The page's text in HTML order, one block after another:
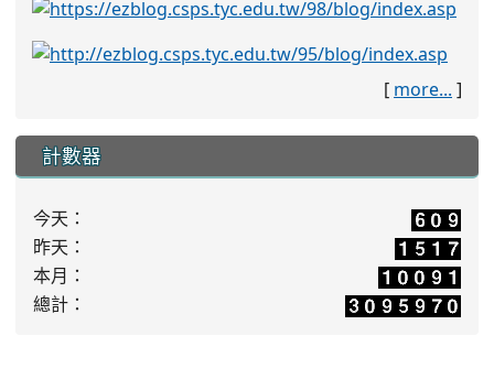
[ more... ]
計數器
今天：
昨天：
本月：
總計：